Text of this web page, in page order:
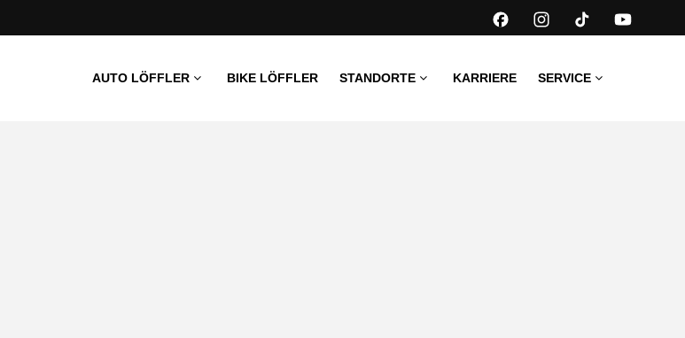
AUTO LÖFFLER BIKE LÖFFLER STANDORTE KARRIERE SERVICE